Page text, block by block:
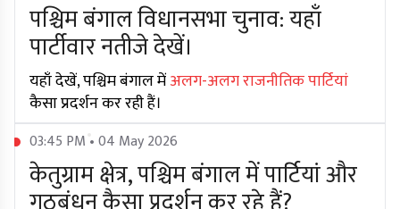
पश्चिम बंगाल विधानसभा चुनाव: यहाँ
पार्टीवार नतीजे देखें।
यहाँ देखें, पश्चिम बंगाल मेंअलग-अलग राजनीतिक पार्टियां
कैसा प्रदर्शन कर रही हैं।
03:45 PM • 04 May 2026
केतुग्राम क्षेत्र, पश्चिम बंगाल में पार्टियां और